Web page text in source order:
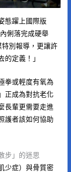
態躍上國際版
俐落完成硬舉
別報導，更讓許
定義！」
拳或輕度有氧為
正成為對抗老化
長輩更需要走進
護者該如何協助
步」的迷思
少症）與骨質密